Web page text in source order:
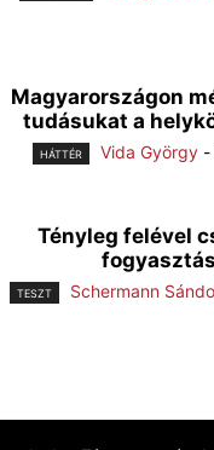
Magyarországon
tudásukat a
HÁTTÉR Vida György -
Tényleg felével
TESZT Schermann